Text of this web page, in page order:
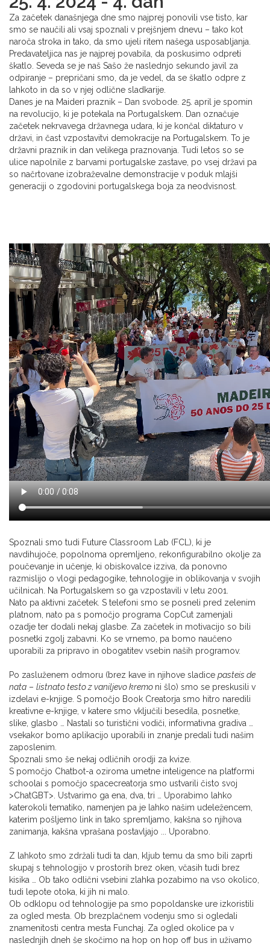
Za začetek današnjega dne smo najprej ponovili vse tisto, kar
smo se naučili ali vsaj spoznali v prejšnjem dnevu – tako kot
naroča stroka in tako, da smo ujeli ritem našega usposabljanja.
Predavateljica nas je najprej povabila, da poskusimo odpreti
škatlo. Seveda se je naš Sašo že naslednjo sekundo javil za
odpiranje – prepričani smo, da je vedel, da se škatlo odpre z
lahkoto in da so v njej odlične sladkarije.
Danes je na Maideri praznik – Dan svobode. 25. april je spomin
na revolucijo, ki je potekala na Portugalskem. Dan označuje
začetek nekrvavega državnega udara, ki je končal diktaturo v
državi, in čast vzpostavitvi demokracije na Portugalskem. To je
državni praznik in dan velikega praznovanja. Tudi letos so se
ulice napolnile z barvami portugalske zastave, po vsej državi pa
so načrtovane izobraževalne demonstracije v poduk mlajši
generaciji o zgodovini portugalskega boja za neodvisnost.
Spoznali smo tudi Future Classroom Lab (FCL), ki je
navdihujoče, popolnoma opremljeno, rekonfigurabilno okolje za
poučevanje in učenje, ki obiskovalce izziva, da ponovno
razmislijo o vlogi pedagogike, tehnologije in oblikovanja v svojih
učilnicah. Na Portugalskem so ga vzpostavili v letu 2001.
Nato pa aktivni začetek. S telefoni smo se posneli pred zelenim
platnom, nato pa s pomočjo programa CopCut zamenjali
ozadje ter dodali nekaj glasbe. Za začetek in motivacijo so bili
posnetki zgolj zabavni. Ko se vrnemo, pa bomo naučeno
uporabili za pripravo in obogatitev vsebin naših programov.
Po zasluženem odmoru (brez kave in njihove sladice pasteis de
nata – listnato testo z vaniljevo kremo ni šlo) smo se preskusili v
izdelavi e-knjige. S pomočjo Book Creatorja smo hitro naredili
kreativne e-knjige, v katere smo vključili besedila, posnetke,
slike, glasbo … Nastali so turistični vodiči, informativna gradiva …
vsekakor bomo aplikacijo uporabili in znanje predali tudi našim
zaposlenim.
Spoznali smo še nekaj odličnih orodji za kvize.
S pomočjo Chatbot-a oziroma umetne inteligence na platformi
schoolai s pomočjo spacecreatorja smo ustvarili čisto svoj
>ChatGBT>. Ustvarimo ga ena, dva, tri … Uporabimo lahko
katerokoli tematiko, namenjen pa je lahko našim udeležencem,
katerim pošljemo link in tako spremljamo, kakšna so njihova
zanimanja, kakšna vprašana postavljajo ... Uporabno.
Z lahkoto smo zdržali tudi ta dan, kljub temu da smo bili zaprti
skupaj s tehnologijo v prostorih brez oken, včasih tudi brez
kisika … Ob tako odlični vsebini zlahka pozabimo na vso okolico,
tudi lepote otoka, ki jih ni malo.
Ob odklopu od tehnologije pa smo popoldanske ure izkoristili
za ogled mesta. Ob brezplačnem vodenju smo si ogledali
znamenitosti centra mesta Funchaj. Za ogled okolice pa v
naslednjih dneh še skočimo na hop on hop off bus in uživamo